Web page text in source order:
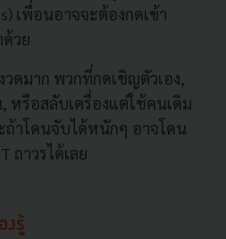
เพื่อนอาจจะต้องกดเข้า
ด้วย
ดมาก พวกที่กดเชิญตัวเอง,
หรือสลับเครื่องแต่ใช้คนเดิม
าโดนจับได้หนักๆ อาจโดน
ถาวรได้เลย
งรู้